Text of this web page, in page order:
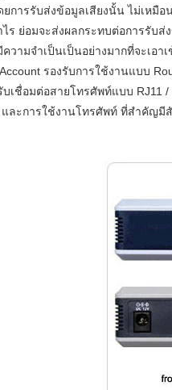
ยการรับส่งข้อมูลเสียงนั้น ไม่เหมื
ไร ย่อมจะส่งผลกระทบต่อการรั
วามจำเป็นเป็นอย่างมากที่จะเอ
รองรับการใช้งานแบบ
บเชื่อมต่อสายโทรศัพท์แบบ RJ11
และการใช้งานโทรศัพท์ ที่สำคัญ